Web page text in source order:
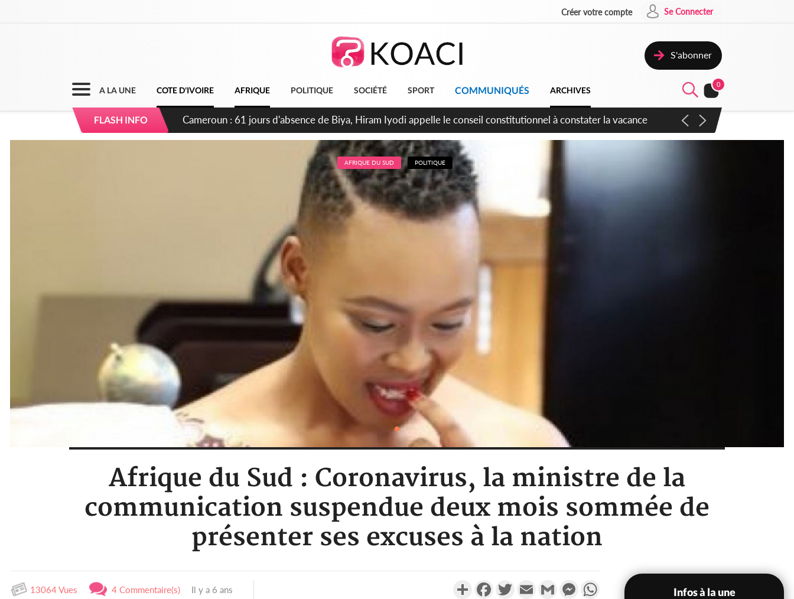
Créer votre compte Se Connecter
S'abonner
A LA UNE COTE D'IVOIRE AFRIQUE POLITIQUE SOCIÉTÉ SPORT COMMUNIQUÉS ARCHIVES
0
FLASH INFO Côte d'Ivoire : Fin de la pagaille au PDCI-RDA, Lessiehi bannit les mouvements sauvages
AFRIQUE DU SUD POLITIQUE
Afrique du Sud : Coronavirus, la ministre de la
communication suspendue deux mois sommée de
présenter ses excuses à la nation
13064 Vues 4 Commentaire(s) Il y a 6 ans PartagerFacebookTwitterEmail Gmail MessengerWhatsApp
Infos à la une